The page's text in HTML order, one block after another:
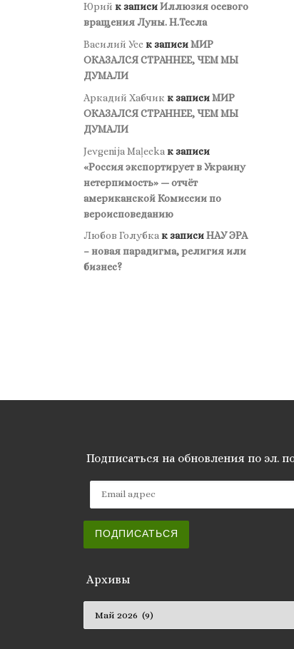
Юрий к записиИллюзия осевого
вращения Луны. Н.Тесла
Василий Усс к записиМИР
ОКАЗАЛСЯ СТРАННЕЕ, ЧЕМ МЫ
ДУМАЛИ
Аркадий Хабчик к записиМИР
ОКАЗАЛСЯ СТРАННЕЕ, ЧЕМ МЫ
ДУМАЛИ
Jevgenija Maļecka к записи
«Россия экспортирует в Украину
нетерпимость» — отчёт
американской Комиссии по
вероисповеданию
Любов Голубкак записиНАУ ЭРА
– новая парадигма, религия или
бизнес?
Подписаться на обновления по эл.
ПОДПИСАТЬСЯ
Архивы